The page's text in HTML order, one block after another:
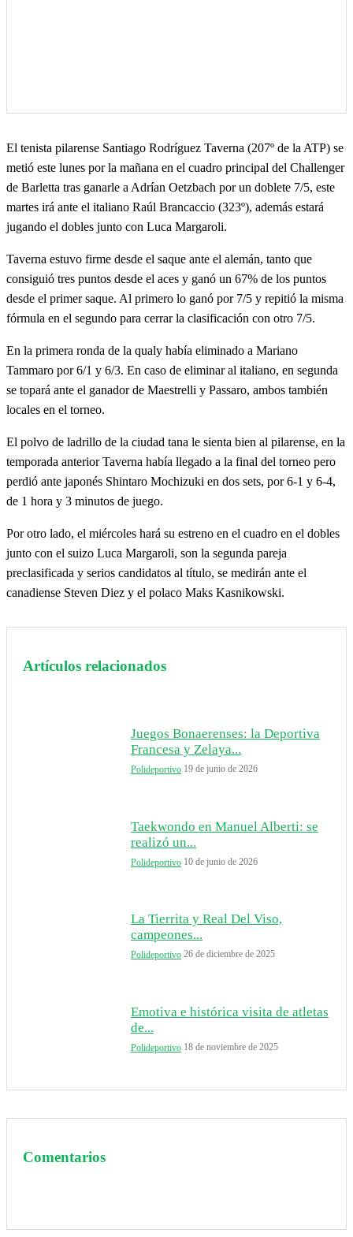
El tenista pilarense Santiago Rodríguez Taverna (207º de la ATP) se
metió este lunes por la mañana en el cuadro principal del Challenger
de Barletta tras ganarle a Adrían Oetzbach por un doblete 7/5, este
martes irá ante el italiano Raúl Brancaccio (323º), además estará
jugando el dobles junto con Luca Margaroli.
Taverna estuvo firme desde el saque ante el alemán, tanto que
consiguió tres puntos desde el aces y ganó un 67% de los puntos
desde el primer saque. Al primero lo ganó por 7/5 y repitió la misma
fórmula en el segundo para cerrar la clasificación con otro 7/5.
En la primera ronda de la qualy había eliminado a Mariano
Tammaro por 6/1 y 6/3. En caso de eliminar al italiano, en segunda
se topará ante el ganador de Maestrelli y Passaro, ambos también
locales en el torneo.
El polvo de ladrillo de la ciudad tana le sienta bien al pilarense, en la
temporada anterior Taverna había llegado a la final del torneo pero
perdió ante japonés Shintaro Mochizuki en dos sets, por 6-1 y 6-4,
de 1 hora y 3 minutos de juego.
Por otro lado, el miércoles hará su estreno en el cuadro en el dobles
junto con el suizo Luca Margaroli, son la segunda pareja
preclasificada y serios candidatos al título, se medirán ante el
canadiense Steven Diez y el polaco Maks Kasnikowski.
Artículos relacionados
Juegos Bonaerenses: la Deportiva
Francesa y Zelaya...
Polideportivo 19 de junio de 2026
Taekwondo en Manuel Alberti: se
realizó un...
Polideportivo 10 de junio de 2026
La Tierrita y Real Del Viso,
campeones...
Polideportivo 26 de diciembre de 2025
Emotiva e histórica visita de atletas
de...
Polideportivo 18 de noviembre de 2025
Comentarios